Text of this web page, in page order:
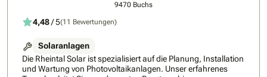
9470 Buchs
4,48/ 5(11 Bewertungen)
Solaranlagen
Die Rheintal Solar ist spezialisiert auf die Planung, Installation
und Wartung von Photovoltaikanlagen. Unser erfahrenes